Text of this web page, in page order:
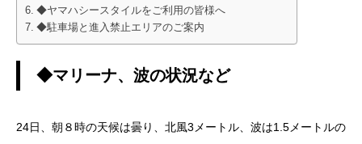
◆ヤマハシースタイルをご利用の皆様へ
◆駐車場と進入禁止エリアのご案内
◆マリーナ、波の状況など
24日、朝８時の天候は曇り、北風3メートル、波は1.5メートルの